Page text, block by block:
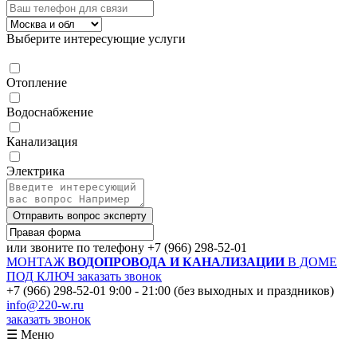
Выберите интересующие услуги
Отопление
Водоснабжение
Канализация
Электрика
Отправить вопрос эксперту
или звоните по телефону +7 (966) 298-52-01
МОНТАЖ ВОДОПРОВОДА И КАНАЛИЗАЦИИВ ДОМЕ
ПОД КЛЮЧ заказать звонок
+7 (966) 298-52-01 9:00 - 21:00 (без выходных и праздников)
info@220-w.ru
заказать звонок
☰ Меню